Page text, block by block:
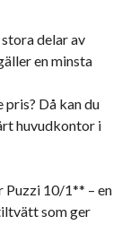
delar av
en minsta
Då kan du
huvudkontor i
Puzzi 10/1** – en
som ger